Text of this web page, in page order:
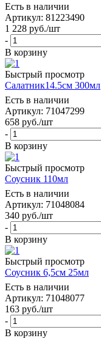
Есть в наличии
Артикул: 81223490
1 228 руб./шт
-
В корзину
Быстрый просмотр
Салатник14.5см 300мл
Есть в наличии
Артикул: 71047299
658 руб./шт
-
В корзину
Быстрый просмотр
Соусник 110мл
Есть в наличии
Артикул: 71048084
340 руб./шт
-
В корзину
Быстрый просмотр
Соусник 6,5см 25мл
Есть в наличии
Артикул: 71048077
163 руб./шт
-
В корзину